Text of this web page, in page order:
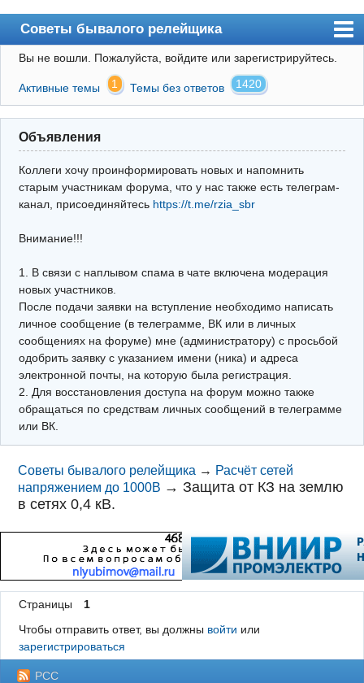
Советы бывалого релейщика
Форум
Правила
Поиск
Регистрация
Архив
Почта
Поиск релейщика
Видео РЗиА
Фотохостинг
Телеграм
Вы не вошли. Пожалуйста, войдите или зарегистрируйтесь.
Активные темы 1 Темы без ответов 1420
Объявления
Коллеги хочу проинформировать новых и напомнить
старым участникам форума, что у нас также есть телеграм-
канал, присоединяйтесь https://t.me/rzia_sbr
Внимание!!!
1. В связи с наплывом спама в чате включена модерация
новых участников.
После подачи заявки на вступление необходимо написать
личное сообщение (в телеграмме, ВК или в личных
сообщениях на форуме) мне (администратору) с просьбой
одобрить заявку с указанием имени (ника) и адреса
электронной почты, на которую была регистрация.
2. Для восстановления доступа на форум можно также
обращаться по средствам личных сообщений в телеграмме
или ВК.
Советы бывалого релейщика → Расчёт сетей
напряжением до 1000В →Защита от КЗ на землю
в сетях 0,4 кВ.
Страницы
1
Чтобы отправить ответ, вы должны войти или
зарегистрироваться
РСС